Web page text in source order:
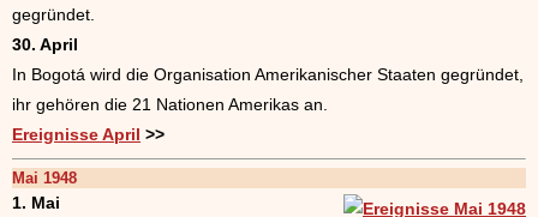
gegründet.
30. April
In Bogotá wird die Organisation Amerikanischer Staaten gegründet,
ihr gehören die 21 Nationen Amerikas an.
Ereignisse April >>
Mai 1948
1. Mai